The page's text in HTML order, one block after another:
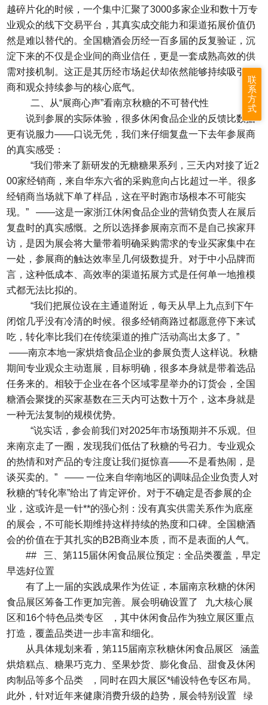
越碎片化的时候，一个集中汇聚了3000多家企业和数十万专
业观众的线下交易平台，其真实成交能力和渠道拓展价值仍
然是难以替代的。全国糖酒会历经一百多届的反复验证，沉
淀下来的不仅是企业间的商业信任，更是一套成熟高效的供
需对接机制。这正是其历经市场起伏却依然能够持续吸引展
商和观众持续参与的核心底气。
二、从“展商心声”看南京秋糖的不可替代性
说到参展的实际体验，很多休闲食品企业的反馈比数据
更有说服力——口说无凭，我们来仔细复盘一下去年参展商
的真实感受：
“我们带来了新研发的无糖糖果系列，三天内对接了近2
00家经销商，来自华东六省的采购意向占比超过一半。很多
经销商当场就下单了样品，这在平时跑市场根本不可能实
现。” ——这是一家浙江休闲食品企业的营销负责人在展后
复盘时的真实感慨。之所以选择参展南京而不是自己挨家拜
访，是因为展会将大量带着明确采购需求的专业买家集中在
一处，参展商的触达效率呈几何级数提升。对于中小品牌而
言，这种低成本、高效率的渠道拓展方式是任何单一地推模
式都无法比拟的。
“我们把展位设在主通道附近，每天从早上九点到下午
闭馆几乎没有冷清的时候。很多经销商路过都愿意停下来试
吃，转化率比我们在传统渠道的推广活动高出太多了。”
——南京本地一家烘焙食品企业的参展负责人这样说。秋糖
期间专业观众主动逛展，目标明确，很多本身就是带着选品
任务来的。相较于企业在各个区域零星举办的订货会，全国
糖酒会聚拢的买家基数在三天内可达数十万个，这本身就是
一种无法复制的规模优势。
“说实话，参会前我们对2025年市场预期并不乐观。但
来南京走了一圈，发现我们低估了秋糖的号召力。专业观众
的热情和对产品的专注度让我们挺惊喜——不是看热闹，是
谈买卖的。” —— 一位来自华南地区的调味品企业负责人对
秋糖的“转化率”给出了肯定评价。对于不确定是否参展的企
业，这或许是一针**的强心剂：没有真实供需关系作为底座
的展会，不可能长期维持这样持续的热度和口碑。全国糖酒
会的价值在于其扎实的B2B商业本质，而不是表面的人气。
## 三、第115届休闲食品展位预定：全品类覆盖，早定
早选好位置
有了上一届的实践成果作为佐证，本届南京秋糖的休闲
食品展区筹备工作更加完善。展会明确设置了 九大核心展
区和16个特色品类专区 ，其中休闲食品作为独立展区重点
打造，覆盖品类进一步丰富和细化。
从具体规划来看，第115届南京秋糖休闲食品展区 涵盖
烘焙糕点、糖果巧克力、坚果炒货、膨化食品、甜食及休闲
肉制品等多个品类 ，同时在四大展区*铺设特色专区布局。
此外，针对近年来健康消费升级的趋势，展会特别设置 绿
联
系
方
式